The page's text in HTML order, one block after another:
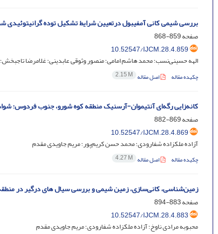
بررسی شیمی کانی آمفیبول درتعیین شرایط تشکیل توده
صفحه859-868
10.52547/IJCM.28.4.859
الهه حسینی‌نسب؛ محمد هاشم ‌امامی؛ منصور وثوقی عابدینی؛ غلامرضا
چکیده مقاله اصل مقاله 2.15 M
کانه‌زایی رگه‌ای آنتیموان-آرسنیک منطقه کوه شورو، جنوب فردوس:
صفحه869-882
10.52547/IJCM.28.4.869
آزاده ملکزاده ﺷﻔﺎرودی؛ ﻣﺤﻤﺪ ﺣﺴﻦ ﮐﺮیم‌ﭘﻮر؛ مریم جاویدی مقدم
چکیده مقاله اصل مقاله 4.27 M
زمین‌شناسی، کانی‌سازی، زمین شیمی و بررسی سیال های درگیر در
صفحه883-894
10.52547/IJCM.28.4.883
محبوبه مرادی ناوخ؛ آزاده ملکزاده شفارودی؛ مریم جاویدی مقدم